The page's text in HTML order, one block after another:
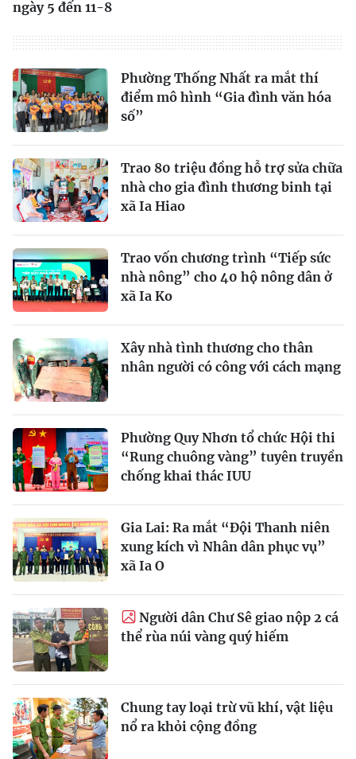
ngày 5 đến 11-8
Phường Thống Nhất ra mắt thí
điểm mô hình “Gia đình văn hóa
số”
Trao 80 triệu đồng hỗ trợ sửa chữa
nhà cho gia đình thương binh tại
xã Ia Hiao
Trao vốn chương trình “Tiếp sức
nhà nông” cho 40 hộ nông dân ở
xã Ia Ko
Xây nhà tình thương cho thân
nhân người có công với cách mạng
Phường Quy Nhơn tổ chức Hội thi
“Rung chuông vàng” tuyên truyền
chống khai thác IUU
Gia Lai: Ra mắt “Đội Thanh niên
xung kích vì Nhân dân phục vụ”
xã Ia O
Người dân Chư Sê giao nộp 2 cá
thể rùa núi vàng quý hiếm
Chung tay loại trừ vũ khí, vật liệu
nổ ra khỏi cộng đồng